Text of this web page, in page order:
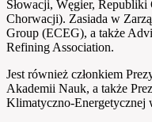
Słowacji, Węgier,
Chorwacji). Zasiada w
Group (ECEG), a także
Refining Association.
Jest również członkiem
Akademii Nauk, a także
Klimatyczno-Energetycznej